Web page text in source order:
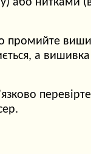
або нитками
промийте
а вишивка